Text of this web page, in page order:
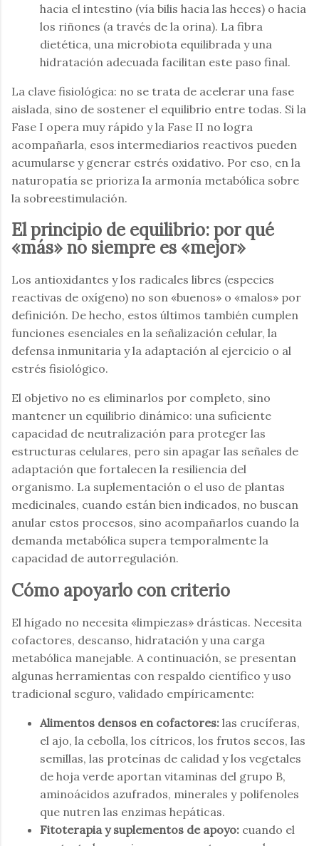
hacia el intestino (vía bilis hacia las heces) o hacia
los riñones (a través de la orina). La fibra
dietética, una microbiota equilibrada y una
hidratación adecuada facilitan este paso final.
La clave fisiológica: no se trata de acelerar una fase
aislada, sino de sostener el equilibrio entre todas. Si la
Fase I opera muy rápido y la Fase II no logra
acompañarla, esos intermediarios reactivos pueden
acumularse y generar estrés oxidativo. Por eso, en la
naturopatía se prioriza la armonía metabólica sobre
la sobreestimulación.
El principio de equilibrio: por qué
«más» no siempre es «mejor»
Los antioxidantes y los radicales libres (especies
reactivas de oxígeno) no son «buenos» o «malos» por
definición. De hecho, estos últimos también cumplen
funciones esenciales en la señalización celular, la
defensa inmunitaria y la adaptación al ejercicio o al
estrés fisiológico.
El objetivo no es eliminarlos por completo, sino
mantener un equilibrio dinámico: una suficiente
capacidad de neutralización para proteger las
estructuras celulares, pero sin apagar las señales de
adaptación que fortalecen la resiliencia del
organismo. La suplementación o el uso de plantas
medicinales, cuando están bien indicados, no buscan
anular estos procesos, sino acompañarlos cuando la
demanda metabólica supera temporalmente la
capacidad de autorregulación.
Cómo apoyarlo con criterio
El hígado no necesita «limpiezas» drásticas. Necesita
cofactores, descanso, hidratación y una carga
metabólica manejable. A continuación, se presentan
algunas herramientas con respaldo científico y uso
tradicional seguro, validado empíricamente:
Alimentos densos en cofactores: las crucíferas,
el ajo, la cebolla, los cítricos, los frutos secos, las
semillas, las proteínas de calidad y los vegetales
de hoja verde aportan vitaminas del grupo B,
aminoácidos azufrados, minerales y polifenoles
que nutren las enzimas hepáticas.
Fitoterapia y suplementos de apoyo: cuando el